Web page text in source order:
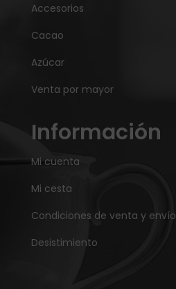
Accesorios
Cacao
Azúcar
Venta por mayor
Información
Mi cuenta
Mi cesta
Condiciones de venta y envío
Desistimiento